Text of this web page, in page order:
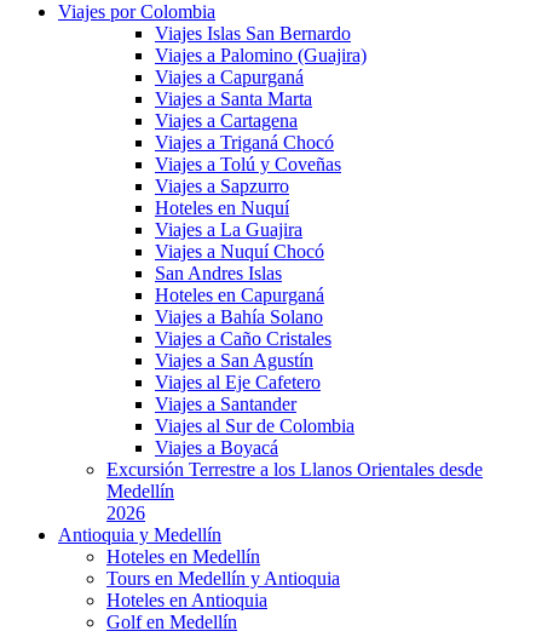
Viajes por Colombia
Viajes Islas San Bernardo
Viajes a Palomino (Guajira)
Viajes a Capurganá
Viajes a Santa Marta
Viajes a Cartagena
Viajes a Triganá Chocó
Viajes a Tolú y Coveñas
Viajes a Sapzurro
Hoteles en Nuquí
Viajes a La Guajira
Viajes a Nuquí Chocó
San Andres Islas
Hoteles en Capurganá
Viajes a Bahía Solano
Viajes a Caño Cristales
Viajes a San Agustín
Viajes al Eje Cafetero
Viajes a Santander
Viajes al Sur de Colombia
Viajes a Boyacá
Excursión Terrestre a los Llanos Orientales desde
Medellín
2026
Antioquia y Medellín
Hoteles en Medellín
Tours en Medellín y Antioquia
Hoteles en Antioquia
Golf en Medellín